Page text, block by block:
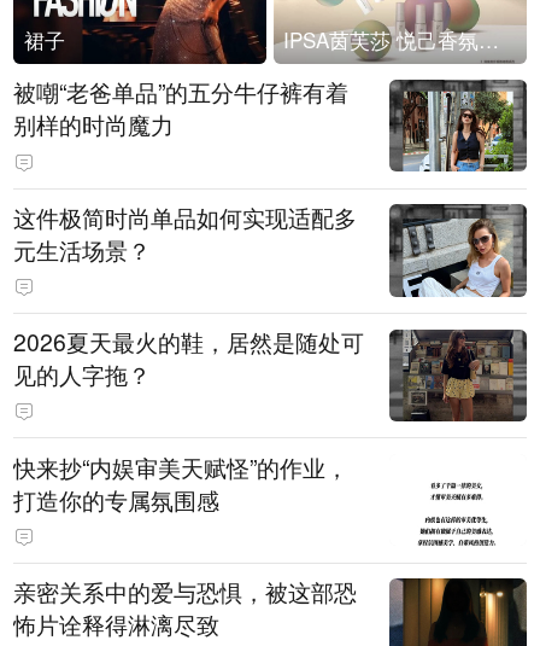
裙子 IPSA茵芙莎 悦己香氛凝露上市
被嘲“老爸单品”的五分牛仔裤有着
别样的时尚魔力
这件极简时尚单品如何实现适配多
元生活场景？
2026夏天最火的鞋，居然是随处可
见的人字拖？
快来抄“内娱审美天赋怪”的作业，
打造你的专属氛围感
亲密关系中的爱与恐惧，被这部恐
怖片诠释得淋漓尽致